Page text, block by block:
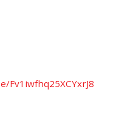
Fv1iwfhq25XCYxrJ8